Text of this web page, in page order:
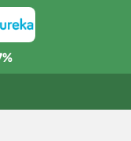
felett: 80 EUR